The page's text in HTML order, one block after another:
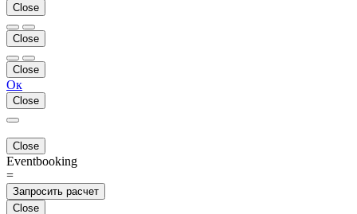
Close
Close
Close
Ок
Close
Close
Eventbooking
=
Запросить расчет
Close